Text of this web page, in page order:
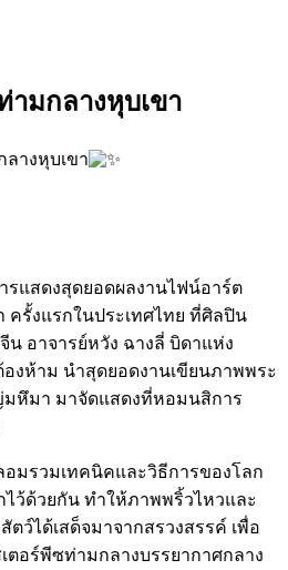
มกลางหุบเขา
างหุบเขา
รแสดงสุดยอดผลงานไฟน์อาร์ต
ครั้งแรกในประเทศไทย ที่ศิลปิน
น อาจารย์หวัง ฉางลี่ บิดาแห่ง
งห้าม นำสุดยอดงานเขียนภาพพระ
หึมา มาจัดแสดงที่หอมนสิการ
มรวมเทคนิคและวิธีการของโลก
ว้ด้วยกัน ทำให้ภาพพริ้วไหวและ
ว์ได้เสด็จมาจากสรวงสรรค์ เพื่อ
ตอร์พีซท่ามกลางบรรยากาศกลาง